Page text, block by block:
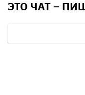
ЭТО ЧАТ –